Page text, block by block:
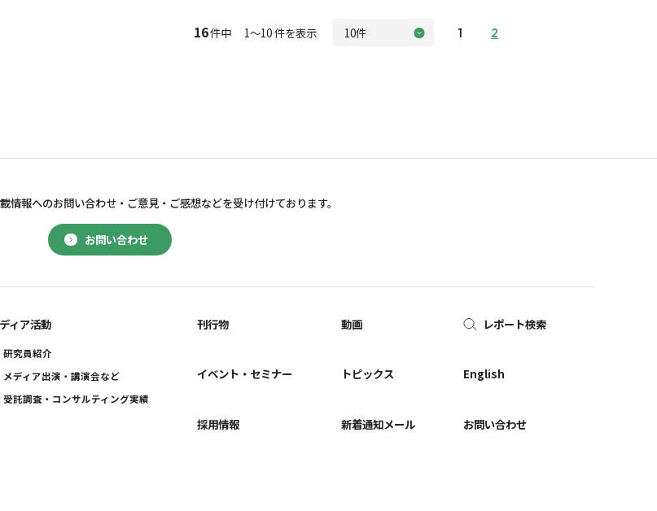
16件中 1～10 件を表示 1 2
お問い合わせ
情報へのお問い合わせ・ ご意見・ご感想などを受け付けております。
ィア活動
研究員紹介
メディア出演・講演会など
受託調査・コンサルティング実績
刊行物
イベント・セミナー
採用情報
動画
トピックス
新着通知メール
レポート検索
English
お問い合わせ